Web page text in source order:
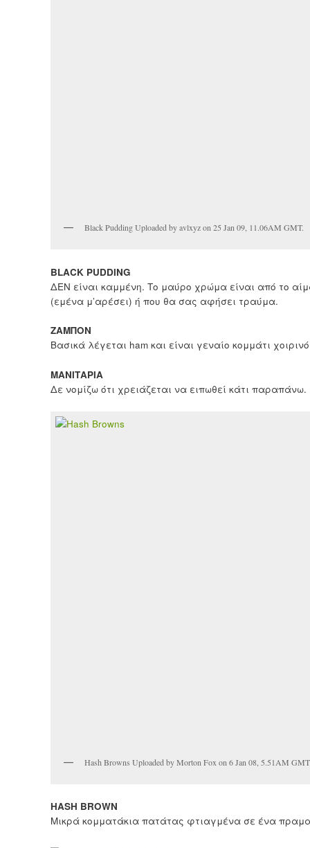
Black Pudding Uploaded by avlxyz on 25 Jan 09, 11.06AM GMT.
BLACK PUDDING
ΔΕΝ είναι καμμένη. Το μαύρο χρώμα είναι από το
(εμένα μ’αρέσει) ή που θα σας αφήσει τραύμα.
ΖΑΜΠΟΝ
Βασικά λέγεται ham και είναι γεναίο κομμάτι
ΜΑΝΙΤΑΡΙΑ
Δε νομίζω ότι χρειάζεται να ειπωθεί κάτι παραπάνω.
Hash Browns Uploaded by Morton Fox on 6 Jan 08, 5.51AM
HASH BROWN
Μικρά κομματάκια πατάτας φτιαγμένα σε ένα